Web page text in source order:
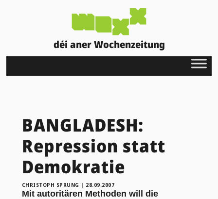
déi aner Wochenzeitung
BANGLADESH:
Repression statt
Demokratie
CHRISTOPH SPRUNG | 28.09.2007
Mit autoritären Methoden will die